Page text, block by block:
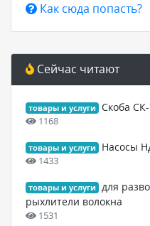
Как сюда попасть?
Сейчас читают
товары и услуги Скоба
1168
товары и услуги Насосы
1433
товары и услуги
для
рыхлители волокна
1531